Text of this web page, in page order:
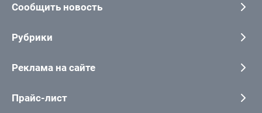
Сообщить новость
Рубрики
Реклама на сайте
Прайс-лист